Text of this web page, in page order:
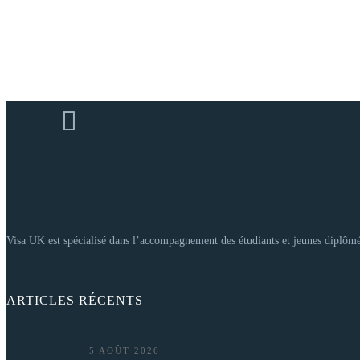
Visa UK est spécialisé dans l’accompagnement des étudiants et jeunes
ARTICLES RÉCENTS
5 AOÛT 2026